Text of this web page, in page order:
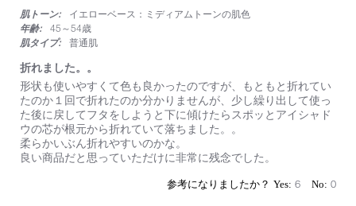
で
毎
日
っ
て
い
ま
す！
rating
肌トーン:
イエローベース：ミディアムトーンの肌色
年齢:
45～54歳
肌タイプ:
普通肌
折れました。。
Review
by
on
3
Feb
2025
review
stating
折
れ
ま
し
た。。
形状も使いやすくて色も良かったのですが、もともと折れてい
たのか１回で折れたのか分かりませんが、少し繰り出して使っ
た後に戻してフタをしようと下に傾けたらスポッとアイシャド
ウの芯が根元から折れていて落ちました。。
柔らかいぶん折れやすいのかな。
良い商品だと思っていただけに非常に残念でした。
6 0